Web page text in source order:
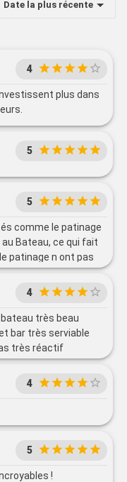
Date la plus récente
4
plus dans
5
5
comme le patinage
Bateau, ce qui fait
patinage n ont pas
restent
4
très beau
bar très serviable
très réactif
4
5
!